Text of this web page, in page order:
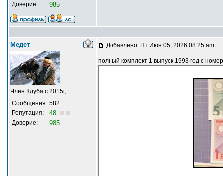
Доверие: 985
Медет
Член Клуба с 2015г,
Сообщения: 582
Репутация:
48
Доверие: 985
Добавлено: Пт Июн 05, 2026 08:25 am
полный комплект 1 выпуск 1993 год с